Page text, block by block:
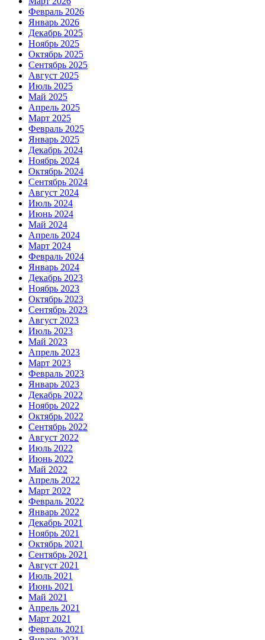
Февраль 2026
Январь 2026
Декабрь 2025
Ноябрь 2025
Октябрь 2025
Сентябрь 2025
Август 2025
Июль 2025
Май 2025
Апрель 2025
Март 2025
Февраль 2025
Январь 2025
Декабрь 2024
Ноябрь 2024
Октябрь 2024
Сентябрь 2024
Август 2024
Июль 2024
Июнь 2024
Май 2024
Апрель 2024
Март 2024
Февраль 2024
Январь 2024
Декабрь 2023
Ноябрь 2023
Октябрь 2023
Сентябрь 2023
Август 2023
Июль 2023
Май 2023
Апрель 2023
Март 2023
Февраль 2023
Январь 2023
Декабрь 2022
Ноябрь 2022
Октябрь 2022
Сентябрь 2022
Август 2022
Июль 2022
Июнь 2022
Май 2022
Апрель 2022
Март 2022
Февраль 2022
Январь 2022
Декабрь 2021
Ноябрь 2021
Октябрь 2021
Сентябрь 2021
Август 2021
Июль 2021
Июнь 2021
Май 2021
Апрель 2021
Март 2021
Февраль 2021